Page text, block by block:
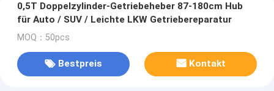
0,5T Doppelzylinder-Getriebeheber 87-180cm Hub
für Auto / SUV / Leichte LKW Getriebereparatur
MOQ：50pcs
Bestpreis Kontakt